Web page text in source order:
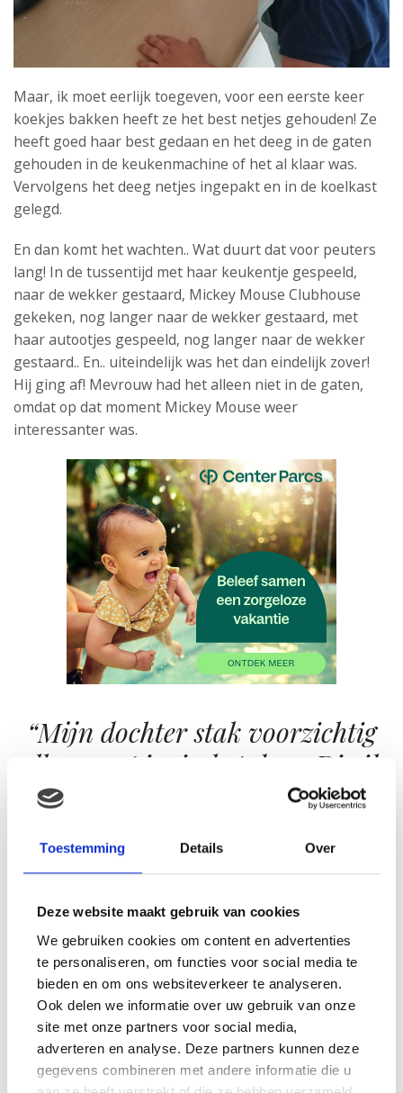
Toestemming Details Over
Deze website maakt gebruik van cookies
We gebruiken cookies om content en advertenties
te personaliseren, om functies voor social media te
bieden en om ons websiteverkeer te analyseren.
Ook delen we informatie over uw gebruik van onze
site met onze partners voor social media,
adverteren en analyse. Deze partners kunnen deze
gegevens combineren met andere informatie die u
Maar, ik moet eerlijk toegeven, voor een eerste keer
koekjes bakken heeft ze het best netjes gehouden! Ze
heeft goed haar best gedaan en het deeg in de gaten
gehouden in de keukenmachine of het al klaar was.
Vervolgens het deeg netjes ingepakt en in de koelkast
gelegd.
En dan komt het wachten.. Wat duurt dat voor peuters
lang! In de tussentijd met haar keukentje gespeeld,
naar de wekker gestaard, Mickey Mouse Clubhouse
gekeken, nog langer naar de wekker gestaard, met
haar autootjes gespeeld, nog langer naar de wekker
gestaard.. En.. uiteindelijk was het dan eindelijk zover!
Hij ging af! Mevrouw had het alleen niet in de gaten,
omdat op dat moment Mickey Mouse weer
interessanter was.
“Mijn dochter stak voorzichtig
alle vormpjes in het deeg. Die ik
er absoluut niet uit mocht halen.
klein thuisbakkertje.”
Maar, nadat ik een minuut of 10 heel enthousiast
aangaf dat het klaar was, kwam ze toch maar even
kijken. Voorzichtig haalde ze het deeg uit de koelkast en
pakte ze haar eigen deegrollertje. Terwijl ik het aan het
uitrollen was, stak zij er voorzichtig alle vormpjes in die
ik er absoluut niet uit mocht halen. Alles wilde ze zelf
doen. En overal ging een beetje bloem op. Waarom?